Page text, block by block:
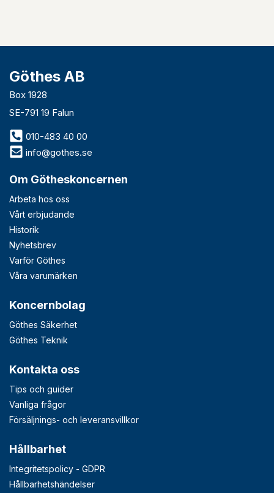
Göthes AB
Box 1928
SE-791 19 Falun
010-483 40 00
info@gothes.se
Om Götheskoncernen
Arbeta hos oss
Vårt erbjudande
Historik
Nyhetsbrev
Varför Göthes
Våra varumärken
Koncernbolag
Göthes Säkerhet
Göthes Teknik
Kontakta oss
Tips och guider
Vanliga frågor
Försäljnings- och leveransvillkor
Hållbarhet
Integritetspolicy - GDPR
Hållbarhetshändelser